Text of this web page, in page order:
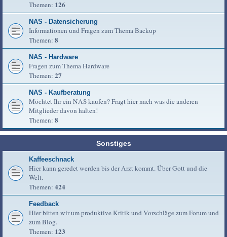
Themen: 126
NAS - Datensicherung
Informationen und Fragen zum Thema Backup
Themen: 8
NAS - Hardware
Fragen zum Thema Hardware
Themen: 27
NAS - Kaufberatung
Möchtet Ihr ein NAS kaufen? Fragt hier nach was die anderen
Mitglieder davon halten!
Themen: 8
Sonstiges
Kaffeeschnack
Hier kann geredet werden bis der Arzt kommt. Über Gott und die
Welt.
Themen: 424
Feedback
Hier bitten wir um produktive Kritik und Vorschläge zum Forum und
zum Blog.
Themen: 123